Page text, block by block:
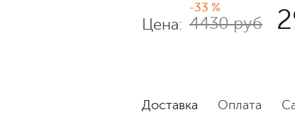
Цена:
-33 %
4430 руб
Доставка Оплата